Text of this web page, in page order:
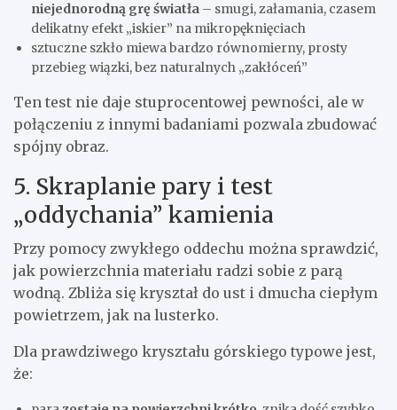
niejednorodną grę światła – smugi, załamania, czasem
delikatny efekt „iskier” na mikropęknięciach
sztuczne szkło miewa bardzo równomierny, prosty
przebieg wiązki, bez naturalnych „zakłóceń”
Ten test nie daje stuprocentowej pewności, ale w
połączeniu z innymi badaniami pozwala zbudować
spójny obraz.
5. Skraplanie pary i test
„oddychania” kamienia
Przy pomocy zwykłego oddechu można sprawdzić,
jak powierzchnia materiału radzi sobie z parą
wodną. Zbliża się kryształ do ust i dmucha ciepłym
powietrzem, jak na lusterko.
Dla prawdziwego kryształu górskiego typowe jest,
że: